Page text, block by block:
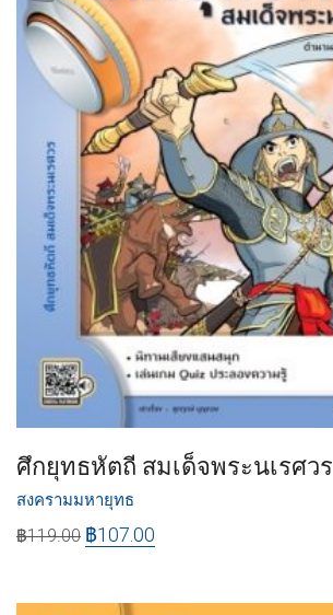
ศึกยุทธหัตถี สมเด็จพระนเรศวร
สงครามมหายุทธ
฿119.00 ฿107.00